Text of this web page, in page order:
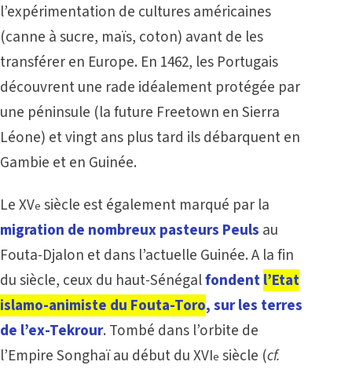
l’expérimentation de cultures américaines
(canne à sucre, maïs, coton) avant de les
transférer en Europe. En 1462, les Portugais
découvrent une rade idéalement protégée par
une péninsule (la future Freetown en Sierra
Léone) et vingt ans plus tard ils débarquent en
Gambie et en Guinée.
Le XVe siècle est également marqué par la
migration de nombreux pasteurs Peuls au
Fouta-Djalon et dans l’actuelle Guinée. A la fin
du siècle, ceux du haut-Sénégalfondentl’Etat
islamo-animiste du Fouta-Toro, sur les terres
de l’ex-Tekrour. Tombé dans l’orbite de
l’Empire Songhaï au début du XVIe siècle (cf.